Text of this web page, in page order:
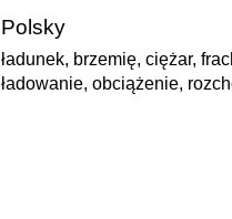
Polsky
ładunek, brzemię, ciężar,
ładowanie, obciążenie,